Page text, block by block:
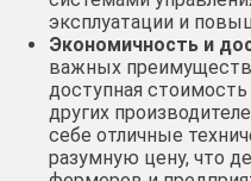
эксплуатации и
Экономичность и
важных преимуществ
доступная
других
себе отличные
разумную цену, что